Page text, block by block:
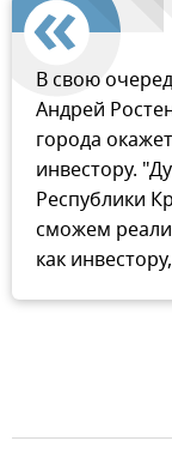
В свою
Андрей
города
инвестору.
Республики
сможем
как